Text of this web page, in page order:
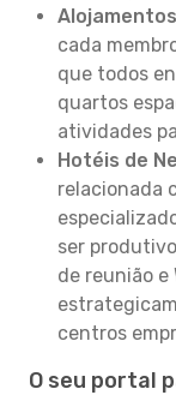
cada
que todos
quartos
atividades
Hotéis de
relacionada
ser
de reunião
centros
O seu portal